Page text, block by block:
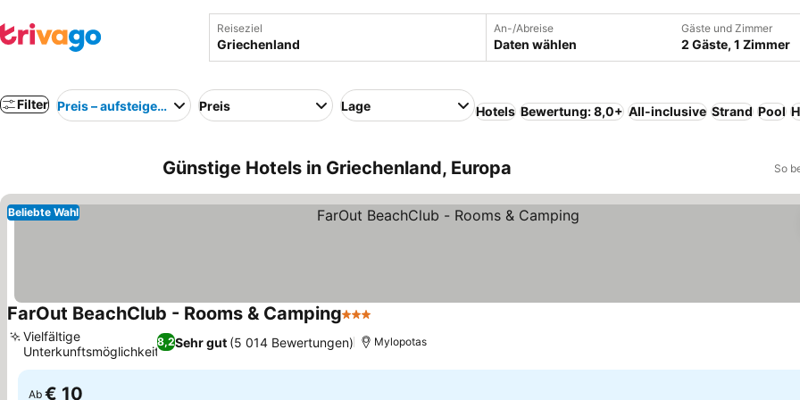
Reiseziel An-/Abreise
Daten wählen
Gäste und Zimmer
2 Gäste, 1 Zimmer
Filter Preis – aufsteigend Preis Lage Hotels Bewertung: 8,0+ All-inclusive Strand Pool
Günstige Hotels in Griechenland, Europa So
Beliebte Wahl
FarOut BeachClub - Rooms & Camping3 Sterne
8,2Sehr gut (5 014 Bewertungen)
Vielfältige
Unterkunftsmöglichkeiten
Mylopotas
Ab € 10